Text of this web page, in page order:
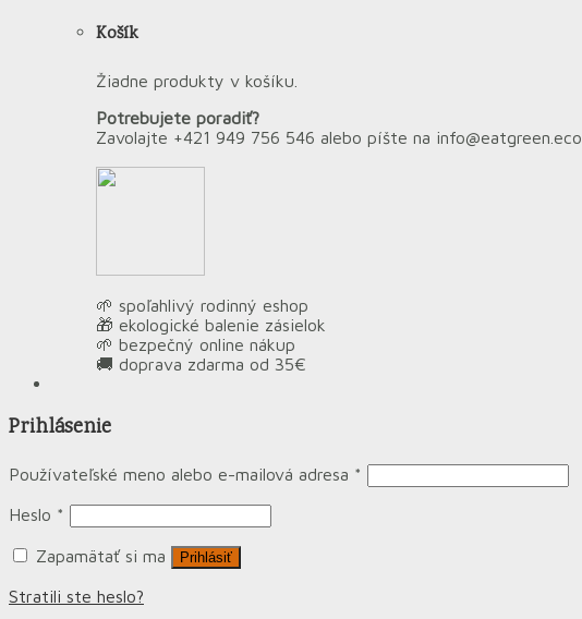
Košík
Žiadne produkty v košíku.
Potrebujete poradiť?
Zavolajte +421 949 756 546 alebo píšte na info@eatgreen.eco
🌱 spoľahlivý rodinný eshop
🎁 ekologické balenie zásielok
🌱 bezpečný online nákup
🚚 doprava zdarma od 35€
Prihlásenie
Používateľské meno alebo e-mailová adresa *
Heslo *
Zapamätať si ma Prihlásiť
Stratili ste heslo?